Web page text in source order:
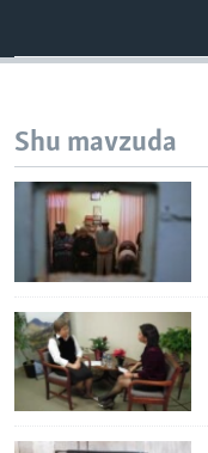
Shu mavzuda